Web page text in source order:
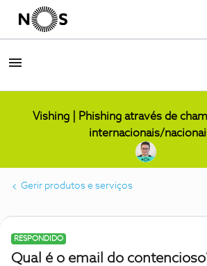
Vishing | Phishing através de
internacionais/
Gerir produtos e serviços
RESPONDIDO
Qual é o email do